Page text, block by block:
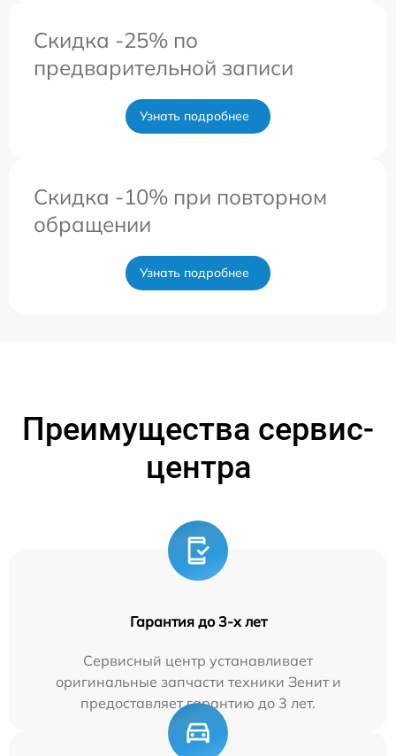
Скидка -25% по
предварительной записи
Узнать подробнее
Скидка -10% при повторном
обращении
Узнать подробнее
Преимущества сервис-
центра
Гарантия до 3-х лет
Сервисный центр устанавливает
оригинальные запчасти техники Зенит и
предоставляет гарантию до 3 лет.